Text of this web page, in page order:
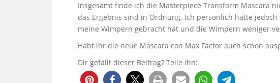
Insgesamt finde ich die Masterpiece Transform Mascara
das Ergebnis sind in Ordnung. Ich persönlich hatte
meine Wimpern gebracht hat und die Wimpern weniger
Habt ihr die neue Mascara con Max Factor auch schon
Dir gefällt dieser Beitrag? Teile ihn: